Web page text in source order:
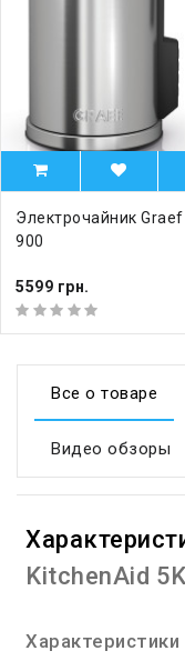
Электрочайник Graef
900
5599 грн.
Все о товаре
Видео обзоры
KitchenAid
Характеристики